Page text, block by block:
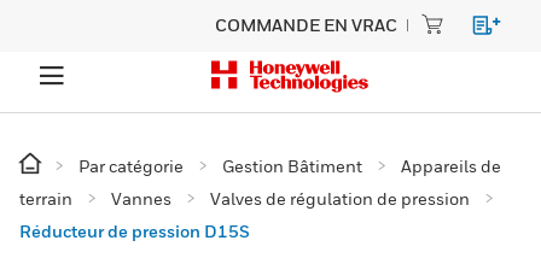
COMMANDE EN VRAC
Par catégorie Gestion Bâtiment
Appareils de
terrain
Vannes
Valves de régulation de pression
Réducteur de pression D15S